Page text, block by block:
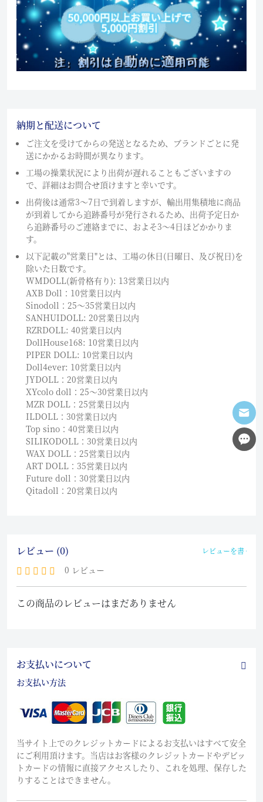
納期と配送について
ご注文を受けてからの発送となるため、ブランドごとに発
送にかかるお時間が異なります。
工場の操業状況により出荷が遅れることもございますの
で、詳細はお問合せ頂けますと幸いです。
出荷後は通常3～7日で到着しますが、輸出用集積地に商品
が到着してから追跡番号が発行されるため、出荷予定日か
ら追跡番号のご連絡までに、およそ3〜4日ほどかかりま
す。
以下記載の"営業日"とは、工場の休日(日曜日、及び祝日)を
除いた日数です。
WMDOLL(新骨格有り): 13営業日以内
AXB Doll：10営業日以内
Sinodoll：25〜35営業日以内
SANHUIDOLL: 20営業日以内
RZRDOLL: 40営業日以内
DollHouse168: 10営業日以内
PIPER DOLL: 10営業日以内
Doll4ever: 10営業日以内
JYDOLL：20営業日以内
XYcolo doll：25〜30営業日以内
MZR DOLL：25営業日以内
ILDOLL：30営業日以内
Top sino：40営業日以内
SILIKODOLL：30営業日以内
WAX DOLL：25営業日以内
ART DOLL：35営業日以内
Future doll：30営業日以内
Qitadoll：20営業日以内
レビュー (0) レビューを書く
0 レビュー
この商品のレビューはまだありません
お支払いについて
お支払い方法
当サイト上でのクレジットカードによるお支払いはすべて安全
にご利用頂けます。当店はお客様のクレジットカードやデビッ
トカードの情報に直接アクセスしたり、これを処理、保存した
りすることはできません。